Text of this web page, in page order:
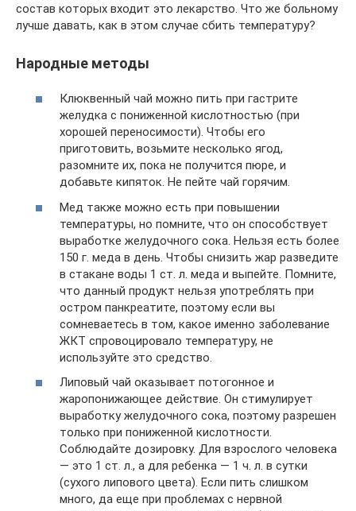
состав которых входит это лекарство. Что же больному
лучше давать, как в этом случае сбить температуру?
Народные методы
Клюквенный чай можно пить при гастрите
желудка с пониженной кислотностью (при
хорошей переносимости). Чтобы его
приготовить, возьмите несколько ягод,
разомните их, пока не получится пюре, и
добавьте кипяток. Не пейте чай горячим.
Мед также можно есть при повышении
температуры, но помните, что он способствует
выработке желудочного сока. Нельзя есть более
150 г. меда в день. Чтобы снизить жар разведите
в стакане воды 1 ст. л. меда и выпейте. Помните,
что данный продукт нельзя употреблять при
остром панкреатите, поэтому если вы
сомневаетесь в том, какое именно заболевание
ЖКТ спровоцировало температуру, не
используйте это средство.
Липовый чай оказывает потогонное и
жаропонижающее действие. Он стимулирует
выработку желудочного сока, поэтому разрешен
только при пониженной кислотности.
Соблюдайте дозировку. Для взрослого человека
— это 1 ст. л., а для ребенка — 1 ч. л. в сутки
(сухого липового цвета). Если пить слишком
много, да еще при проблемах с нервной